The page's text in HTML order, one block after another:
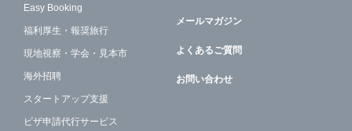
Easy Booking
福利厚生・報奨旅行
現地視察・学会・見本市
海外招聘
スタートアップ支援
ビザ申請代行サービス
メールマガジン
よくあるご質問
お問い合わせ